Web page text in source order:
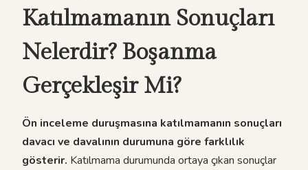
Katılmamanın Sonuçları
Nelerdir? Boşanma
Gerçekleşir Mi?
Ön inceleme duruşmasına katılmamanın sonuçları
davacı ve davalının durumuna göre farklılık
gösterir. Katılmama durumunda ortaya çıkan sonuçlar